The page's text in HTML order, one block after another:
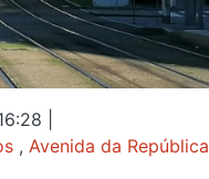
, Avenida da República